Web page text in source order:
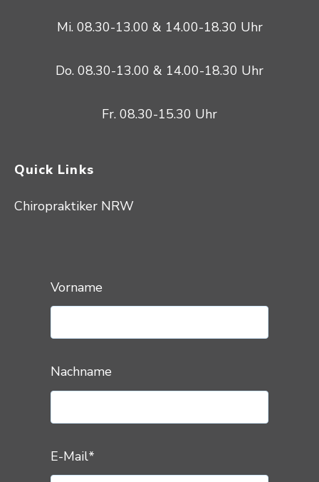
Mi. 08.30-13.00 & 14.00-18.30 Uhr
Do. 08.30-13.00 & 14.00-18.30 Uhr
Fr. 08.30-15.30 Uhr
Quick Links
Chiropraktiker NRW
Vorname
Nachname
E-Mail*